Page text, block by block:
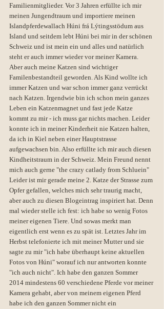
Familienmitglieder. Vor 3 Jahren erfüllte ich mir
meinen Jungendtraum und importiere meinen
Islandpferdewallach Húni frá Lýtingsstödum aus
Island und seitdem lebt Húni bei mir in der schönen
Schweiz und ist mein ein und alles und natürlich
steht er auch immer wieder vor meiner Kamera.
Aber auch meine Katzen sind wichtiger
Familenbestandteil geworden. Als Kind wollte ich
immer Katzen und war schon immer ganz verrückt
nach Katzen. Irgendwie bin ich schon mein ganzes
Leben ein Katzenmagnet und fast jede Katze
kommt zu mir - ich muss gar nichts machen. Leider
konnte ich in meiner Kinderheit nie Katzen halten,
da ich in Kiel neben einer Hauptstrasse
aufgewachsen bin. Also erfüllte ich mir auch diesen
Kindheitstraum in der Schweiz. Mein Freund nennt
mich auch gerne "the crazy catlady from Schluein"
Leider ist mir gerade meine 2. Katze der Strasse zum
Opfer gefallen, welches mich sehr traurig macht,
aber auch zu diesen Blogeintrag inspiriert hat. Denn
mal wieder stelle ich fest: ich habe so wenig Fotos
meiner eigenen Tiere. Und sowas merkt man
eigentlich erst wenn es zu spät ist. Letztes Jahr im
Herbst telefonierte ich mit meiner Mutter und sie
sagte zu mir "ich habe überhaupt keine aktuellen
Fotos von Húni" worauf ich nur antworten konnte
"ich auch nicht". Ich habe den ganzen Sommer
2014 mindestens 60 verschiedene Pferde vor meiner
Kamera gehabt, aber von meinem eigenen Pferd
habe ich den ganzen Sommer nicht ein